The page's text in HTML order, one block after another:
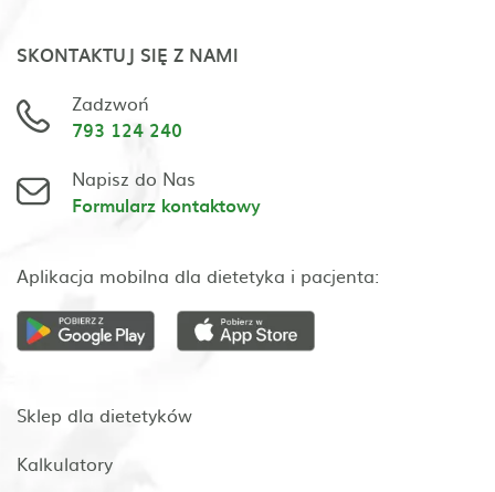
SKONTAKTUJ SIĘ Z NAMI
Zadzwoń
793 124 240
Napisz do Nas
Formularz kontaktowy
Aplikacja mobilna dla dietetyka i pacjenta:
Sklep dla dietetyków
Kalkulatory